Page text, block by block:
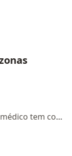
Nenhum profissional neste centro médico tem consultas disponíveis